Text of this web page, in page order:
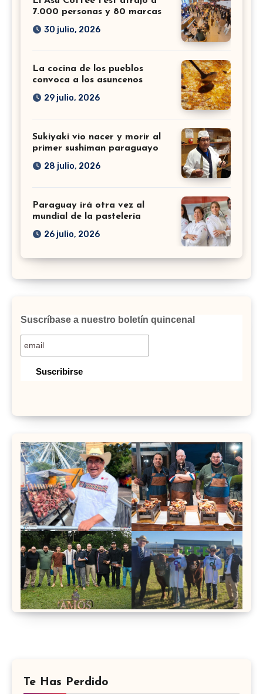
7.000 personas y 80 marcas
30 julio, 2026
La cocina de los pueblos
convoca a los asuncenos
29 julio, 2026
Sukiyaki vio nacer y morir al
primer sushiman paraguayo
28 julio, 2026
Paraguay irá otra vez al
mundial de la pastelería
26 julio, 2026
Suscríbase a nuestro boletín quincenal
Te Has Perdido